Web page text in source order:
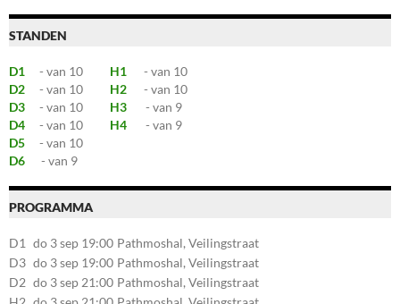
STANDEN
D1 - van 10 H1
- van 10
D2
- van 10 H2
- van 10
D3
- van 10 H3
- van 9
D4
- van 10 H4
- van 9
D5
- van 10
D6
- van 9
PROGRAMMA
D1 do 3 sep 19:00 Pathmoshal, Veilingstraat
20, 7545LZ Enschede
D3 do 3 sep 19:00 Pathmoshal, Veilingstraat
20, 7545LZ Enschede
D2 do 3 sep 21:00 Pathmoshal, Veilingstraat
20, 7545LZ Enschede